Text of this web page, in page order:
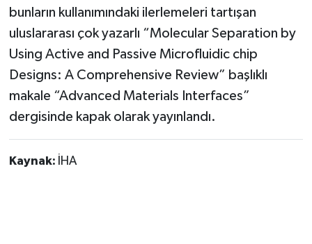
bunların kullanımındaki ilerlemeleri tartışan
uluslararası çok yazarlı “Molecular Separation by
Using Active and Passive Microfluidic chip
Designs: A Comprehensive Review” başlıklı
makale “Advanced Materials Interfaces”
dergisinde kapak olarak yayınlandı.
Kaynak: İHA